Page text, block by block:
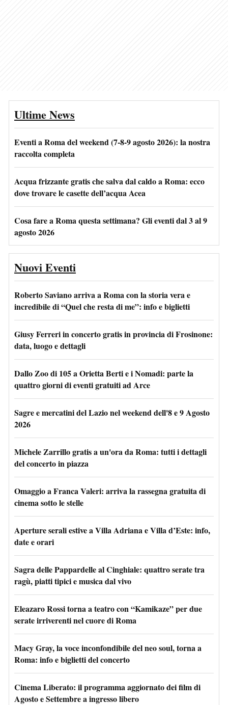
Ultime News
Eventi a Roma del weekend (7-8-9 agosto 2026): la nostra
raccolta completa
Acqua frizzante gratis che salva dal caldo a Roma: ecco
dove trovare le casette dell’acqua Acea
Cosa fare a Roma questa settimana? Gli eventi dal 3 al 9
agosto 2026
Nuovi Eventi
Roberto Saviano arriva a Roma con la storia vera e
incredibile di “Quel che resta di me”: info e biglietti
Giusy Ferreri in concerto gratis in provincia di Frosinone:
data, luogo e dettagli
Dallo Zoo di 105 a Orietta Berti e i Nomadi: parte la
quattro giorni di eventi gratuiti ad Arce
Sagre e mercatini del Lazio nel weekend dell'8 e 9 Agosto
2026
Michele Zarrillo gratis a un'ora da Roma: tutti i dettagli
del concerto in piazza
Omaggio a Franca Valeri: arriva la rassegna gratuita di
cinema sotto le stelle
Aperture serali estive a Villa Adriana e Villa d’Este: info,
date e orari
Sagra delle Pappardelle al Cinghiale: quattro serate tra
ragù, piatti tipici e musica dal vivo
Eleazaro Rossi torna a teatro con “Kamikaze” per due
serate irriverenti nel cuore di Roma
Macy Gray, la voce inconfondibile del neo soul, torna a
Roma: info e biglietti del concerto
Cinema Liberato: il programma aggiornato dei film di
Agosto e Settembre a ingresso libero